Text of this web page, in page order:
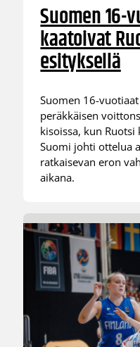
Suomen
kaatoivat
esityksellä
Suomen 16-
peräkkäisen
kisoissa, kun
Suomi johti ottelua
ratkaisevan eron
aikana.